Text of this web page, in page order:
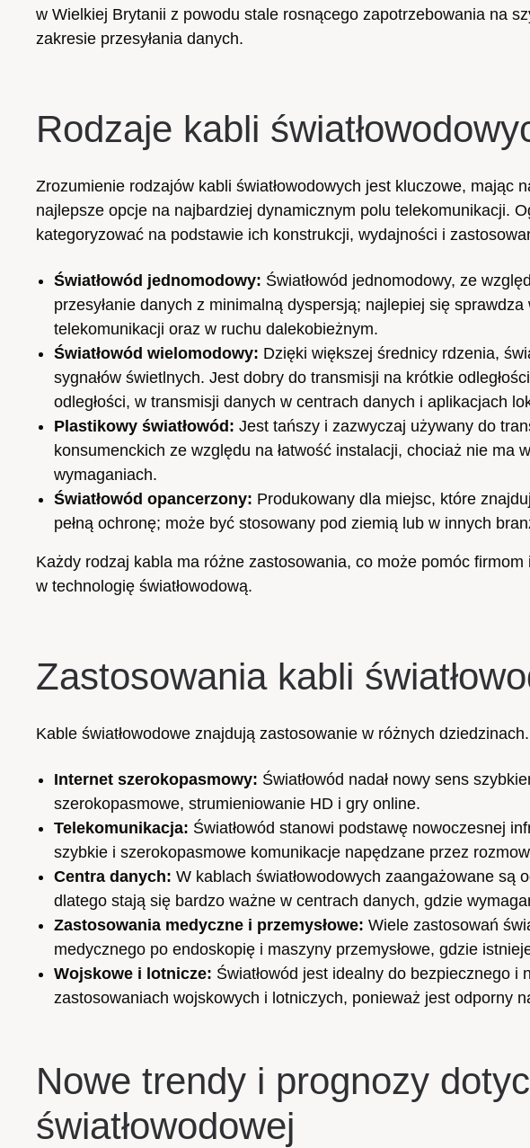
w Wielkiej Brytanii z powodu stale rosnącego zapotrzebowania na
zakresie przesyłania danych.
Rodzaje kabli
Zrozumienie rodzajów kabli światłowodowych jest kluczowe, mając
najlepsze opcje na najbardziej dynamicznym polu telekomunikacji.
kategoryzować na podstawie ich konstrukcji, wydajności i
Światłowód jednomodowy: Światłowód jednomodowy, ze
przesyłanie danych z minimalną dyspersją; najlepiej się
telekomunikacji oraz w ruchu dalekobieżnym.
Światłowód wielomodowy: Dzięki większej średnicy rdzenia,
sygnałów świetlnych. Jest dobry do transmisji na krótkie
odległości, w transmisji danych w centrach danych i aplikacjach
Plastikowy światłowód: Jest tańszy i zazwyczaj używany do
konsumenckich ze względu na łatwość instalacji, chociaż nie ma
wymaganiach.
Światłowód opancerzony: Produkowany dla miejsc, które
pełną ochronę; może być stosowany pod ziemią lub w innych
Każdy rodzaj kabla ma różne zastosowania, co może pomóc
w technologię światłowodową.
Zastosowania kabli
Kable światłowodowe znajdują zastosowanie w różnych
Internet szerokopasmowy: Światłowód nadał nowy sens
szerokopasmowe, strumieniowanie HD i gry online.
Telekomunikacja: Światłowód stanowi podstawę nowoczesnej
szybkie i szerokopasmowe komunikacje napędzane przez
Centra danych: W kablach światłowodowych zaangażowane są
dlatego stają się bardzo ważne w centrach danych, gdzie
Zastosowania medyczne i przemysłowe: Wiele zastosowań
medycznego po endoskopię i maszyny przemysłowe, gdzie
Wojskowe i lotnicze: Światłowód jest idealny do bezpiecznego i
zastosowaniach wojskowych i lotniczych, ponieważ jest odporny
Nowe trendy i prognozy
światłowodowej